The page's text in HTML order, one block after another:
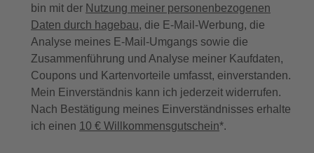
bin mit der Nutzung meiner personenbezogenen
Daten durch hagebau, die E-Mail-Werbung, die
Analyse meines E-Mail-Umgangs sowie die
Zusammenführung und Analyse meiner Kaufdaten,
Coupons und Kartenvorteile umfasst, einverstanden.
Mein Einverständnis kann ich jederzeit widerrufen.
Nach Bestätigung meines Einverständnisses erhalte
ich einen 10 € Willkommensgutschein*.